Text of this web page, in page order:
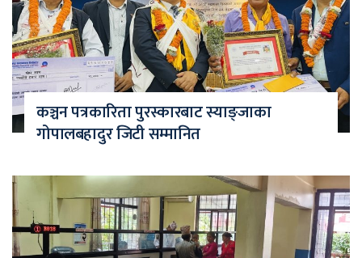
कञ्चन पत्रकारिता पुरस्कारबाट स्याङ्जाका
गोपालबहादुर जिटी सम्मानित